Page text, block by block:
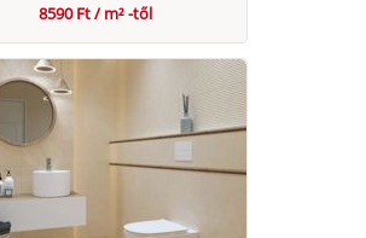
8590 Ft / m² -től